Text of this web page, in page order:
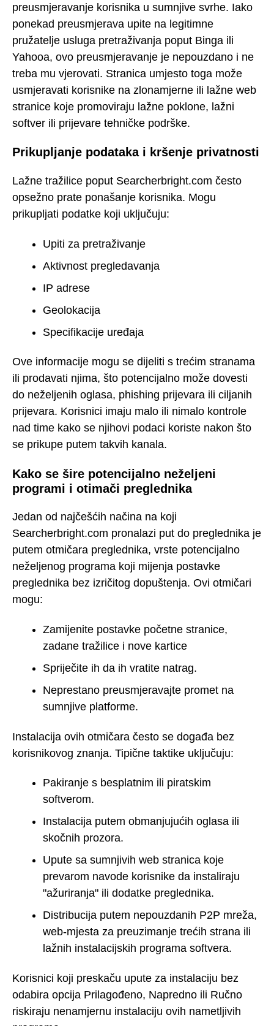
preusmjeravanje korisnika u sumnjive svrhe. Iako
ponekad preusmjerava upite na legitimne
pružatelje usluga pretraživanja poput Binga ili
Yahooa, ovo preusmjeravanje je nepouzdano i ne
treba mu vjerovati. Stranica umjesto toga može
usmjeravati korisnike na zlonamjerne ili lažne web
stranice koje promoviraju lažne poklone, lažni
softver ili prijevare tehničke podrške.
Prikupljanje podataka i kršenje privatnosti
Lažne tražilice poput Searcherbright.com često
opsežno prate ponašanje korisnika. Mogu
prikupljati podatke koji uključuju:
Upiti za pretraživanje
Aktivnost pregledavanja
IP adrese
Geolokacija
Specifikacije uređaja
Ove informacije mogu se dijeliti s trećim stranama
ili prodavati njima, što potencijalno može dovesti
do neželjenih oglasa, phishing prijevara ili ciljanih
prijevara. Korisnici imaju malo ili nimalo kontrole
nad time kako se njihovi podaci koriste nakon što
se prikupe putem takvih kanala.
Kako se šire potencijalno neželjeni
programi i otimači preglednika
Jedan od najčešćih načina na koji
Searcherbright.com pronalazi put do preglednika je
putem otmičara preglednika, vrste potencijalno
neželjenog programa koji mijenja postavke
preglednika bez izričitog dopuštenja. Ovi otmičari
mogu:
Zamijenite postavke početne stranice,
zadane tražilice i nove kartice
Spriječite ih da ih vratite natrag.
Neprestano preusmjeravajte promet na
sumnjive platforme.
Instalacija ovih otmičara često se događa bez
korisnikovog znanja. Tipične taktike uključuju:
Pakiranje s besplatnim ili piratskim
softverom.
Instalacija putem obmanjujućih oglasa ili
skočnih prozora.
Upute sa sumnjivih web stranica koje
prevarom navode korisnike da instaliraju
"ažuriranja" ili dodatke preglednika.
Distribucija putem nepouzdanih P2P mreža,
web-mjesta za preuzimanje trećih strana ili
lažnih instalacijskih programa softvera.
Korisnici koji preskaču upute za instalaciju bez
odabira opcija Prilagođeno, Napredno ili Ručno
riskiraju nenamjernu instalaciju ovih nametljivih